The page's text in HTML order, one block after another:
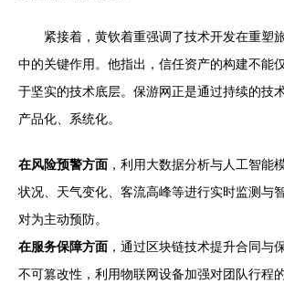
紧接着，黄钦着重强调了技术开发在重塑
中的关键作用。他指出，信任资产的构建不能
于坚实的技术底层。保游网正是通过持续的技
产品化、系统化。
在风险预警方面 ，利用大数据分析与人工智能
状况、天气变化、客流高峰等进行实时监测与
对为主动预防。
在服务保障方面 ，通过区块链技术提升合同与
不可篡改性，利用物联网设备加强对团队行程